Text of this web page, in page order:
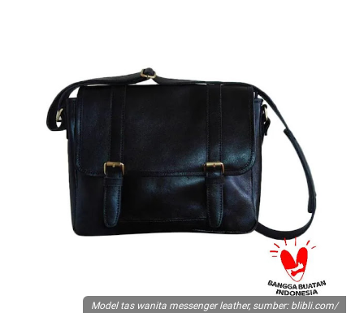
Model tas wanita messenger leather, sumber: blibli.com/